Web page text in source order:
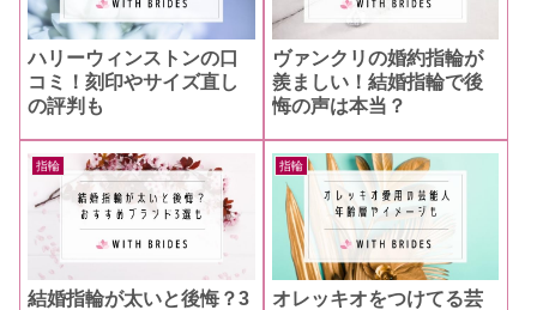
ハリーウィンストンの口
コミ！刻印やサイズ直し
の評判も
ヴァンクリの婚約指輪が
羨ましい！結婚指輪で後
悔の声は本当？
指輪
結婚指輪が太いと後悔？3
指輪
オレッキオをつけてる芸